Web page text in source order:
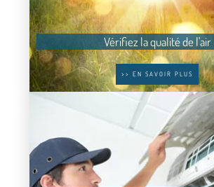
Vérifiez la qualité de l'air
>> EN SAVOIR PLUS